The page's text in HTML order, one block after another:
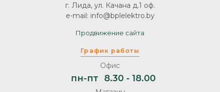
График работы
Офис
пн-пт 8.30 - 18.00
г. Лида, ул. Качана д.1 оф.
e-mail: info@bplelektro.by
Продвижение сайта